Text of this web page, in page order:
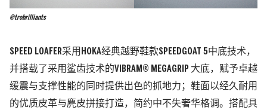
@trobrilliants
SPEED LOAFER采用HOKA经典越野鞋款SPEEDGOAT 5中底技术，
并搭载了采用鲨齿技术的VIBRAM® MEGAGRIP 大底，赋予卓越
缓震与支撑性能的同时提供出色的抓地力；鞋面以经久耐用
的优质皮革与麂皮拼接打造，简约中不失奢华格调。搭配具